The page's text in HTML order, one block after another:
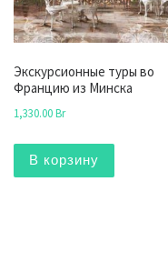
Экскурсионные туры во
Францию из Минска
1,330.00Br
В корзину